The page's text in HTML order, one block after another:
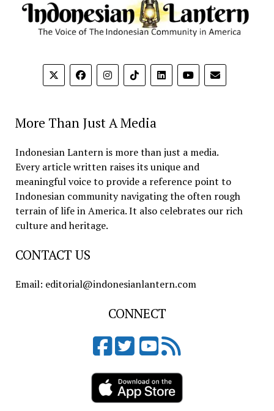
More Than Just A Media
Indonesian Lantern is more than just a media.
Every article written raises its unique and
meaningful voice to provide a reference point to
Indonesian community navigating the often rough
terrain of life in America. It also celebrates our rich
culture and heritage.
CONTACT US
Email: editorial@indonesianlantern.com
CONNECT